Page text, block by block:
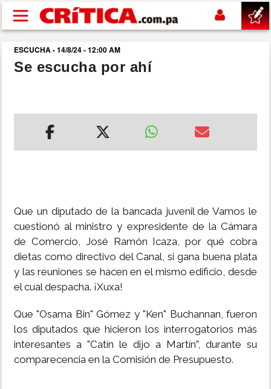
Pasar al contenido principal
buscar
DEPORTES
MUNDO
INSÓLITAS
MULTIMEDIA
IMPRESO
ESCUCHA - 14/8/24 - 12:00 AM
Se escucha por ahí
Que un diputado de la bancada juvenil de Vamos le
cuestionó al ministro y expresidente de la Cámara
de Comercio, José Ramón Icaza, por qué cobra
dietas como directivo del Canal, si gana buena plata
y las reuniones se hacen en el mismo edificio, desde
el cual despacha. ¡Xuxa!
Que "Osama Bin" Gómez y "Ken" Buchannan, fueron
los diputados que hicieron los interrogatorios más
interesantes a "Catín le dijo a Martín", durante su
comparecencia en la Comisión de Presupuesto.